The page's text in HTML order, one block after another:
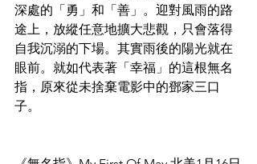
深處的「勇」和「善」。迎對風雨的路
途上，放縱任意地擴大悲觀，只會落得
自我沉溺的下場。其實雨後的陽光就在
眼前。就如代表著「幸福」的這根無名
指，原來從未捨棄電影中的鄧家三口
子。